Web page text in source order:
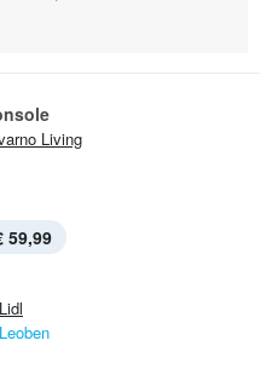
Living
59,99
Lidl
Leoben